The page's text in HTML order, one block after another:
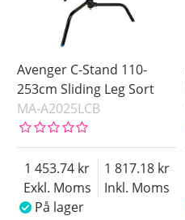
Avenger C-Stand 110-
253cm Sliding Leg Sort
MA-A2025LCB
Exkl. Moms
1 453.74
Inkl. Moms
1 817.18
På lager